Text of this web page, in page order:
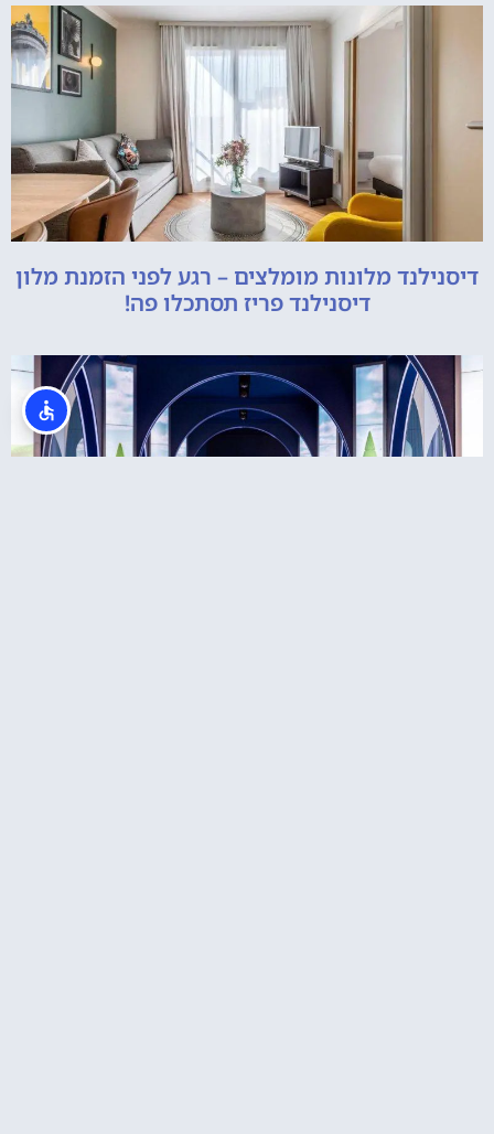
דיסנילנד מלונות מומלצים – רגע לפני הזמנת מלון
דיסנילנד פריז תסתכלו פה!